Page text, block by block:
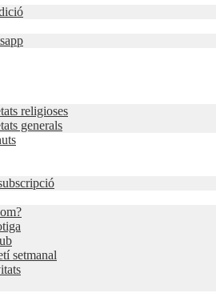
religioses
generals
setmanal